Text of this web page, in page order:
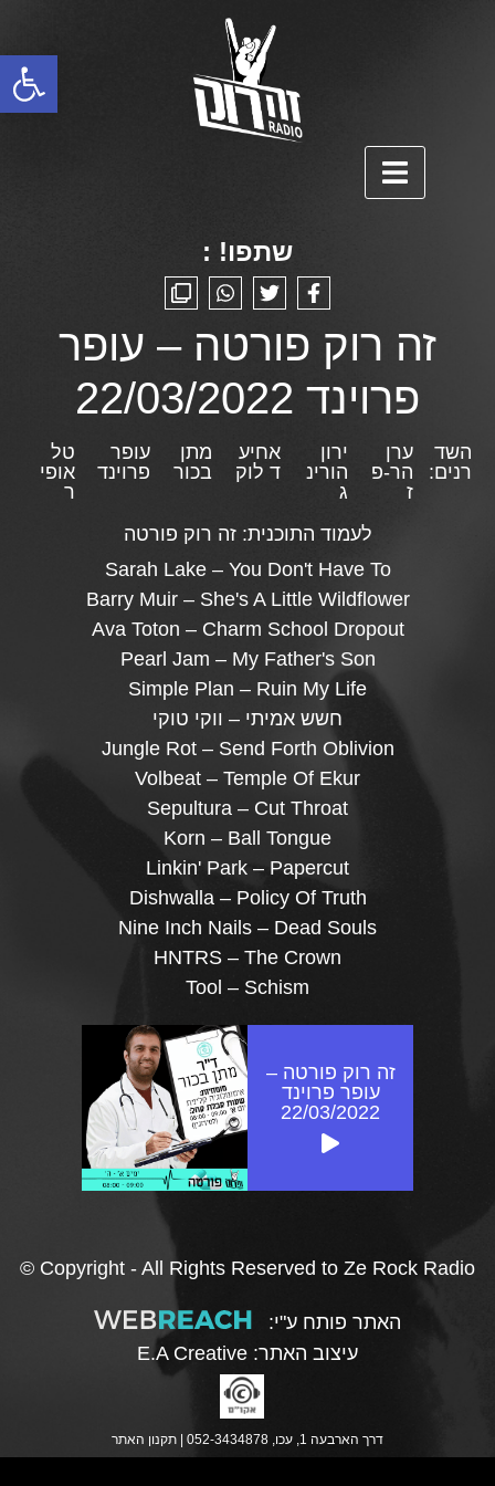
פתח סרגל נגישות
שתפו! :
זה רוק פורטה – עופר
פרוינד 22/03/2022
השד
רנים:
ערן
הר-פ
ז
ירון
הורינ
ג
אחיע
ד לוק
מתן
בכור
עופר
פרוינד
טל
אופי
ר
לעמוד התוכנית:זה רוק פורטה
Sarah Lake – You Don't Have To
Barry Muir – She's A Little Wildflower
Ava Toton – Charm School Dropout
Pearl Jam – My Father's Son
Simple Plan – Ruin My Life
חשש אמיתי – ווקי טוקי
Jungle Rot – Send Forth Oblivion
Volbeat – Temple Of Ekur
Sepultura – Cut Throat
Korn – Ball Tongue
Linkin' Park – Papercut
Dishwalla – Policy Of Truth
Nine Inch Nails – Dead Souls
HNTRS – The Crown
Tool – Schism
זה רוק פורטה –
עופר פרוינד
22/03/2022
© Copyright - All Rights Reserved to Ze Rock Radio
האתר פותח ע"י:
עיצוב האתר: E.A Creative
דרך הארבעה 1, עכו, 052-3434878 | תקנון האתר